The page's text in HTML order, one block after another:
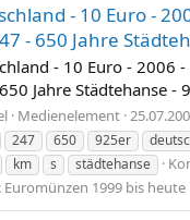
- 10 Euro -
- 650 Jahre
- 10 Euro - 2006 -
Jahre Städtehanse -
Medienelement
247 650 925er
km s städtehanse
Euromünzen 1999 bis heute